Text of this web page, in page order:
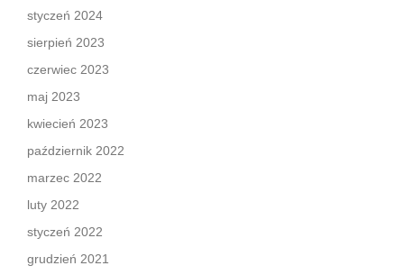
styczeń 2024
sierpień 2023
czerwiec 2023
maj 2023
kwiecień 2023
październik 2022
marzec 2022
luty 2022
styczeń 2022
grudzień 2021